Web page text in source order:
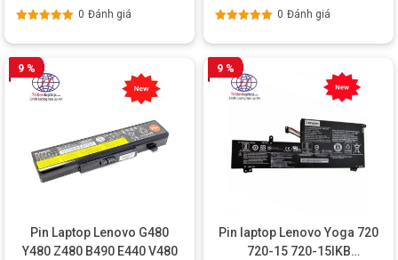
0 Đánh giá 0 Đánh giá
9 %
Pin Laptop Lenovo G480
Y480 Z480 B490 E440 V480
9 %
Pin laptop Lenovo Yoga 720
720-15 720-15IKB